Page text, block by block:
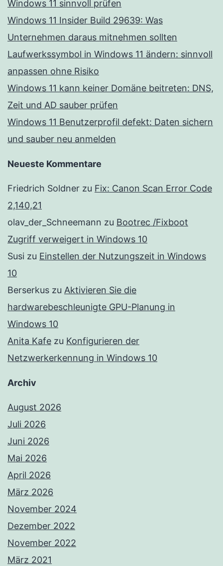
Windows 11 sinnvoll prüfen
Windows 11 Insider Build 29639: Was
Unternehmen daraus mitnehmen sollten
Laufwerkssymbol in Windows 11 ändern: sinnvoll
anpassen ohne Risiko
Windows 11 kann keiner Domäne beitreten: DNS,
Zeit und AD sauber prüfen
Windows 11 Benutzerprofil defekt: Daten sichern
und sauber neu anmelden
Neueste Kommentare
Friedrich Soldner zu Fix: Canon Scan Error Code
2,140,21
olav_der_Schneemann zu Bootrec /Fixboot
Zugriff verweigert in Windows 10
Susi zu Einstellen der Nutzungszeit in Windows
10
Berserkus zu Aktivieren Sie die
hardwarebeschleunigte GPU-Planung in
Windows 10
Anita Kafe zu Konfigurieren der
Netzwerkerkennung in Windows 10
Archiv
August 2026
Juli 2026
Juni 2026
Mai 2026
April 2026
März 2026
November 2024
Dezember 2022
November 2022
März 2021